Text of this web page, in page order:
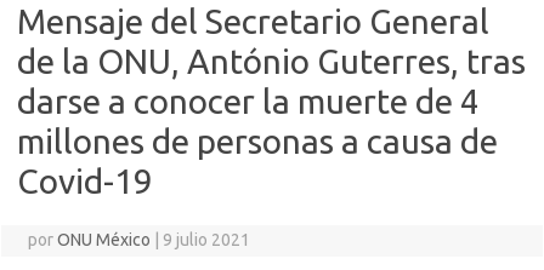
Mensaje del Secretario General
de la ONU, António Guterres, tras
darse a conocer la muerte de 4
millones de personas a causa de
Covid-19
porONU México 9 julio 2021